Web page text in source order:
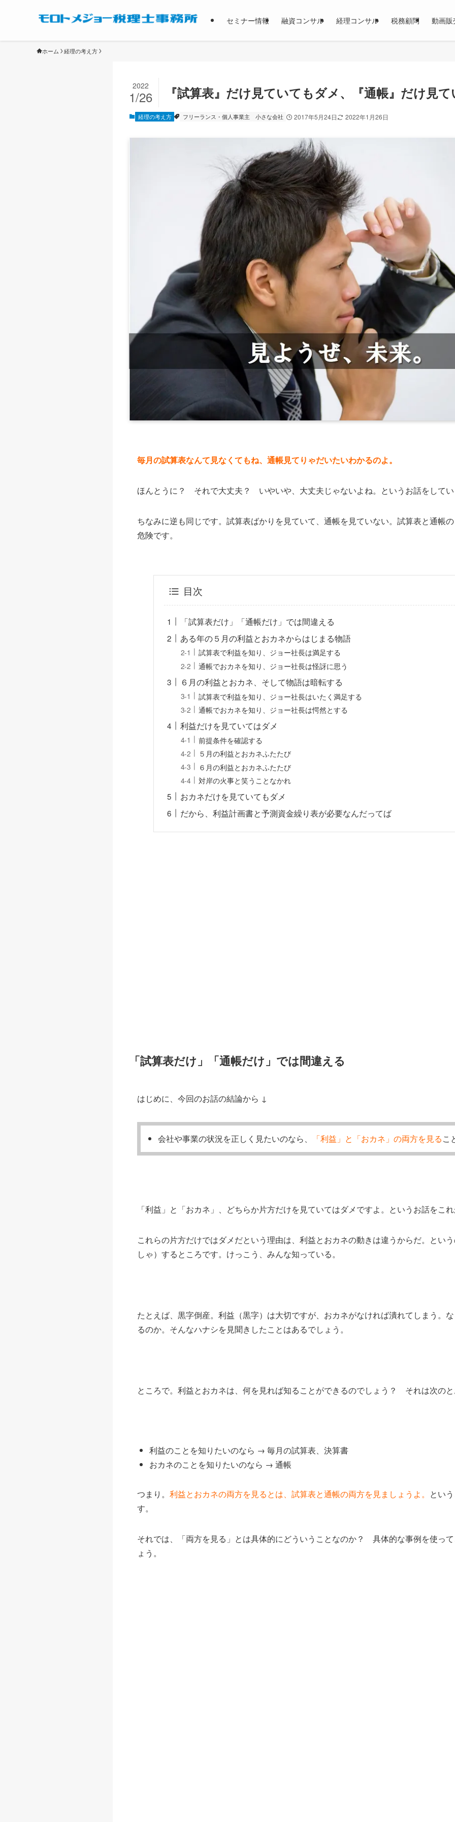
セミナー情報 融資コンサル 経理コンサル 税務顧問 動画販
ホーム 経理の考え方
『試算表』だけ見ていてもダメ、『通帳』だけ見
2022
1/26
経理の考え方 フリーランス・個人事業主 小さな会社 2017年5月24日 2022年1月26日
毎月の試算表なんて見なくてもね、通帳見てりゃだいたいわかるのよ。
ほんとうに？ それで大丈夫？ いやいや、大丈夫じゃないよね。というお話をして
ちなみに逆も同じです。試算表ばかりを見ていて、通帳を見ていない。試算表と通帳
危険です。
目次
「試算表だけ」「通帳だけ」では間違える
ある年の５月の利益とおカネからはじまる物語
試算表で利益を知り、ジョー社長は満足する
通帳でおカネを知り、ジョー社長は怪訝に思う
６月の利益とおカネ、そして物語は暗転する
試算表で利益を知り、ジョー社長はいたく満足する
通帳でおカネを知り、ジョー社長は愕然とする
利益だけを見ていてはダメ
前提条件を確認する
５月の利益とおカネふたたび
６月の利益とおカネふたたび
対岸の火事と笑うことなかれ
おカネだけを見ていてもダメ
だから、利益計画書と予測資金繰り表が必要なんだってば
「試算表だけ」「通帳だけ」では間違える
はじめに、今回のお話の結論から ↓
会社や事業の状況を正しく見たいのなら、 「利益」と「おカネ」の両方を見るこ
「利益」と「おカネ」、どちらか片方だけを見ていてはダメですよ。というお話をこ
これらの片方だけではダメだという理由は、利益とおカネの動きは違うからだ。とい
しゃ）するところです。けっこう、みんな知っている。
たとえば、黒字倒産。利益（黒字）は大切ですが、おカネがなければ潰れてしまう。
るのか。そんなハナシを見聞きしたことはあるでしょう。
ところで。利益とおカネは、何を見れば知ることができるのでしょう？ それは次の
利益のことを知りたいのなら → 毎月の試算表、決算書
おカネのことを知りたいのなら → 通帳
つまり。 利益とおカネの両方を見るとは、試算表と通帳の両方を見ましょうよ。 とい
す。
それでは、「両方を見る」とは具体的にどういうことなのか？ 具体的な事例を使っ
ょう。